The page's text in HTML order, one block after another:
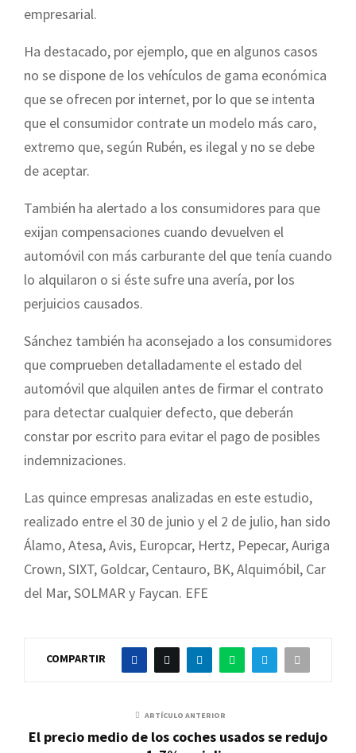
empresarial.
Ha destacado, por ejemplo, que en algunos casos
no se dispone de los vehículos de gama económica
que se ofrecen por internet, por lo que se intenta
que el consumidor contrate un modelo más caro,
extremo que, según Rubén, es ilegal y no se debe
de aceptar.
También ha alertado a los consumidores para que
exijan compensaciones cuando devuelven el
automóvil con más carburante del que tenía cuando
lo alquilaron o si éste sufre una avería, por los
perjuicios causados.
Sánchez también ha aconsejado a los consumidores
que comprueben detalladamente el estado del
automóvil que alquilen antes de firmar el contrato
para detectar cualquier defecto, que deberán
constar por escrito para evitar el pago de posibles
indemnizaciones.
Las quince empresas analizadas en este estudio,
realizado entre el 30 de junio y el 2 de julio, han sido
Álamo, Atesa, Avis, Europcar, Hertz, Pepecar, Auriga
Crown, SIXT, Goldcar, Centauro, BK, Alquimóbil, Car
del Mar, SOLMAR y Faycan. EFE
COMPARTIR
ARTÍCULO ANTERIOR
El precio medio de los coches usados se redujo